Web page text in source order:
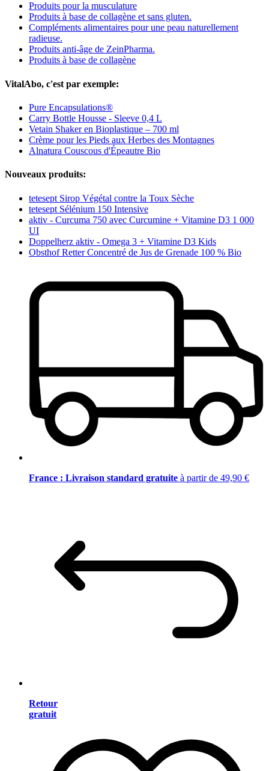
Produits pour la musculature
Produits à base de collagène et sans gluten.
Compléments alimentaires pour une peau naturellement
radieuse.
Produits anti-âge de ZeinPharma.
Produits à base de collagène
VitalAbo, c'est par exemple:
Pure Encapsulations®
Carry Bottle Housse - Sleeve 0,4 L
Vetain Shaker en Bioplastique – 700 ml
Crème pour les Pieds aux Herbes des Montagnes
Alnatura Couscous d'Épeautre Bio
Nouveaux produits:
tetesept Sirop Végétal contre la Toux Sèche
tetesept Sélénium 150 Intensive
aktiv - Curcuma 750 avec Curcumine + Vitamine D3 1 000
UI
Doppelherz aktiv - Omega 3 + Vitamine D3 Kids
Obsthof Retter Concentré de Jus de Grenade 100 % Bio
France : Livraison standard gratuite à partir de 49,90 €
Retour
gratuit